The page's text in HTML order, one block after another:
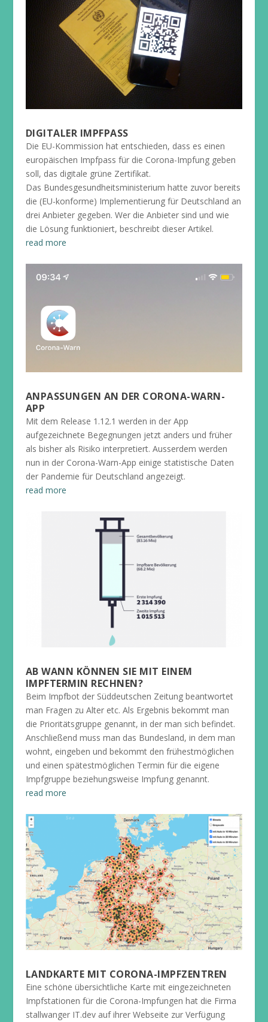
DIGITALER IMPFPASS
Die EU-Kommission hat entschieden, dass es einen
europäischen Impfpass für die Corona-Impfung geben
soll, das digitale grüne Zertifikat.
Das Bundesgesundheitsministerium hatte zuvor bereits
die (EU-konforme) Implementierung für Deutschland an
drei Anbieter gegeben. Wer die Anbieter sind und wie
die Lösung funktioniert, beschreibt dieser Artikel.
read more
ANPASSUNGEN AN DER CORONA-WARN-
APP
Mit dem Release 1.12.1 werden in der App
aufgezeichnete Begegnungen jetzt anders und früher
als bisher als Risiko interpretiert. Ausserdem werden
nun in der Corona-Warn-App einige statistische Daten
der Pandemie für Deutschland angezeigt.
read more
AB WANN KÖNNEN SIE MIT EINEM
IMPFTERMIN RECHNEN?
Beim Impfbot der Süddeutschen Zeitung beantwortet
man Fragen zu Alter etc. Als Ergebnis bekommt man
die Prioritätsgruppe genannt, in der man sich befindet.
Anschließend muss man das Bundesland, in dem man
wohnt, eingeben und bekommt den frühestmöglichen
und einen spätestmöglichen Termin für die eigene
Impfgruppe beziehungsweise Impfung genannt.
read more
LANDKARTE MIT CORONA-IMPFZENTREN
Eine schöne übersichtliche Karte mit eingezeichneten
Impfstationen für die Corona-Impfungen hat die Firma
stallwanger IT.dev auf ihrer Webseite zur Verfügung